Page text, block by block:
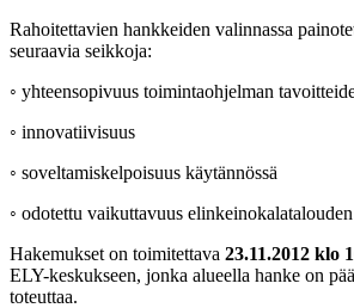
Rahoitettavien hankkeiden valinnassa
seuraavia seikkoja:
◦ yhteensopivuus toimintaohjelman
◦ innovatiivisuus
◦ soveltamiskelpoisuus käytännössä
◦ odotettu vaikuttavuus
Hakemukset on toimitettava 23.11.2012 klo
ELY-keskukseen, jonka alueella hanke on
toteuttaa.